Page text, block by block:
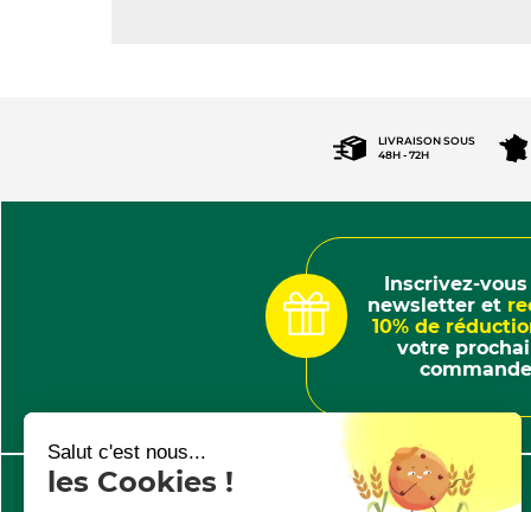
LIVRAISON SOUS
48H - 72H
Inscrivez-vous
newsletter et
10% de
votre
commande
AIDE & INFORMATIONS
Salut c'est nous...
les Cookies !